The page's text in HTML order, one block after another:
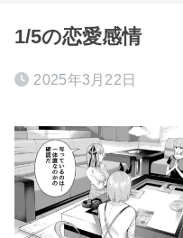
1/5の恋愛感情
2025年3月22日